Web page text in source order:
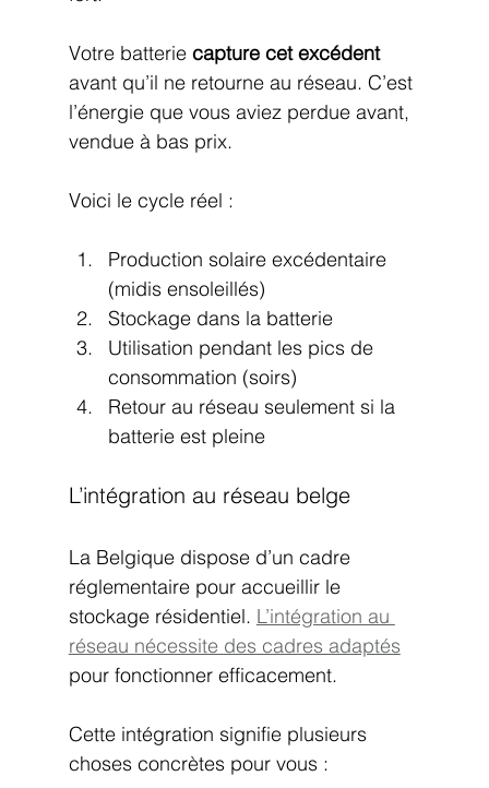
Votre batterie capture cet excédent
avant qu’il ne retourne au réseau. C’est
l’énergie que vous aviez perdue avant,
vendue à bas prix.
Voici le cycle réel :
Production solaire excédentaire
(midis ensoleillés)
Stockage dans la batterie
Utilisation pendant les pics de
consommation (soirs)
Retour au réseau seulement si la
batterie est pleine
L’intégration au réseau belge
La Belgique dispose d’un cadre
réglementaire pour accueillir le
stockage résidentiel. L’intégration au
réseau nécessite des cadres adaptés
pour fonctionner efficacement.
Cette intégration signifie plusieurs
choses concrètes pour vous :